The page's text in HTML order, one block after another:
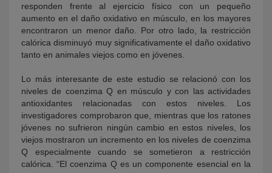
responden frente al ejercicio físico con un pequeño
aumento en el daño oxidativo en músculo, en los mayores
encontraron un menor daño. Por otro lado, la restricción
calórica disminuyó muy significativamente el daño oxidativo
tanto en animales viejos como en jóvenes.
Lo más interesante de este estudio se relacionó con los
niveles de coenzima Q en músculo y con las actividades
antioxidantes relacionadas con estos niveles. Los
investigadores comprobaron que, mientras que los ratones
jóvenes no sufrieron ningún cambio en estos niveles, los
viejos mostraron un incremento en los niveles de coenzima
Q especialmente cuando se sometieron a restricción
calórica. “El coenzima Q es un componente esencial en la